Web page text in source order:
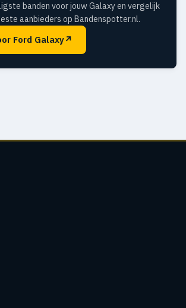
banden voor jouw Galaxy en vergelijk
aanbieders op Bandenspotter.nl.
Ford Galaxy↗